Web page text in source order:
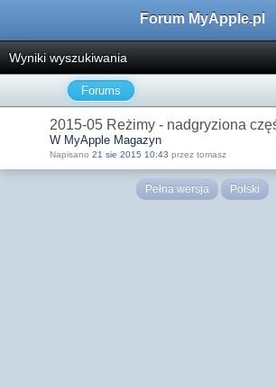
Forum MyApple.pl
Wyniki wyszukiwania
Forums
2015-05 Reżimy - nadgryziona
W MyApple Magazyn
Napisano 21 sie 2015 10:43 przez tomasz
Pełna wersja Polski